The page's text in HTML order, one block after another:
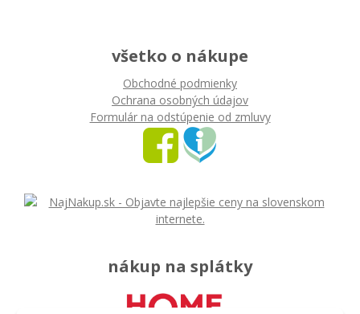
všetko o nákupe
Obchodné podmienky
Ochrana osobných údajov
Formulár na odstúpenie od zmluvy
nákup na splátky